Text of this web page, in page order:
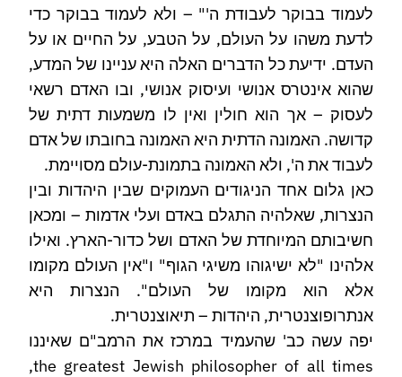
לעמוד בבוקר לעבודת ה'" – ולא לעמוד בבוקר כדי
לדעת משהו על העולם, על הטבע, על החיים או על
העדם. ידיעת כל הדברים האלה היא עניינו של המדע,
שהוא אינטרס אנושי ועיסוק אנושי, ובו האדם רשאי
לעסוק – אך הוא חולין ואין לו משמעות דתית של
קדושה. האמונה הדתית היא האמונה בחובתו של אדם
לעבוד את ה', ולא האמונה בתמונת-עולם מסויימת.
כאן גלום אחד הניגודים העמוקים שבין היהדות ובין
הנצרות, שאלהיה התגלם באדם ועלי אדמות – ומכאן
חשיבותם המיוחדת של האדם ושל כדור-הארץ. ואילו
אלהינו "לא ישיגוהו משיגי הגוף" ו"אין העולם מקומו
אלא הוא מקומו של העולם". הנצרות היא
אנתרופוצנטרית, היהדות – תיאוצנטרית.
יפה עשה כב' שהעמיד במרכז את הרמב"ם שאיננו
the greatest Jewish philosopher of all times,